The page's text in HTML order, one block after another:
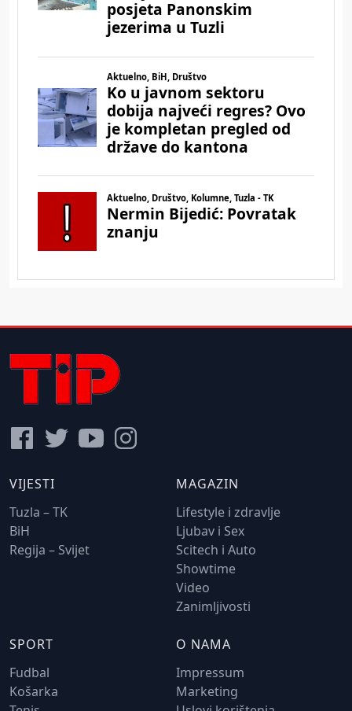
VIJESTI
Tuzla – TK
BiH
Regija – Svijet
MAGAZIN
Lifestyle i zdravlje
Ljubav i Sex
Scitech i Auto
Showtime
Video
Zanimljivosti
SPORT
Fudbal
Košarka
O NAMA
Impressum
Marketing